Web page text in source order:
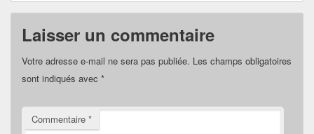
Laisser un commentaire
Votre adresse e-mail ne sera pas publiée. Les champs obligatoires
sont indiqués avec *
Commentaire *